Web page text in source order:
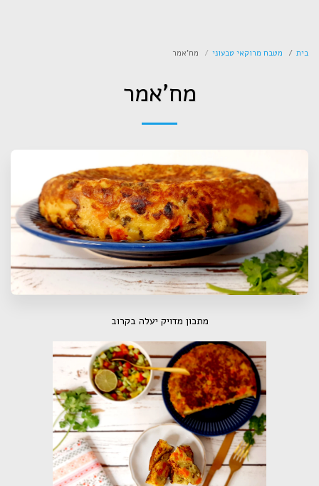
בית מטבח מרוקאי טבעוני מח'אמר
מח'אמר
מתכון מדויק יעלה בקרוב